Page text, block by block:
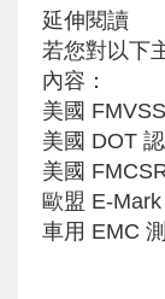
延伸閱讀
若您對以下
內容：
美國
美國 DOT
美國
歐盟 E-
車用 EMC